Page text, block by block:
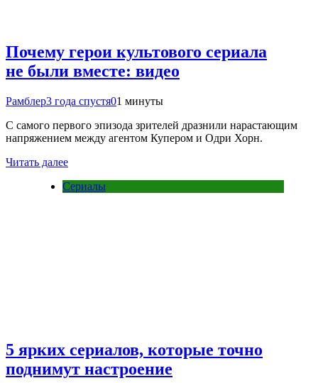
Почему герои культового сериала
не были вместе: видео
Рамблер3 года спустя01 минуты
С самого первого эпизода зрителей дразнили нарастающим
напряжением между агентом Купером и Одри Хорн.
Читать далее
Сериалы
5 ярких сериалов, которые точно
поднимут настроение